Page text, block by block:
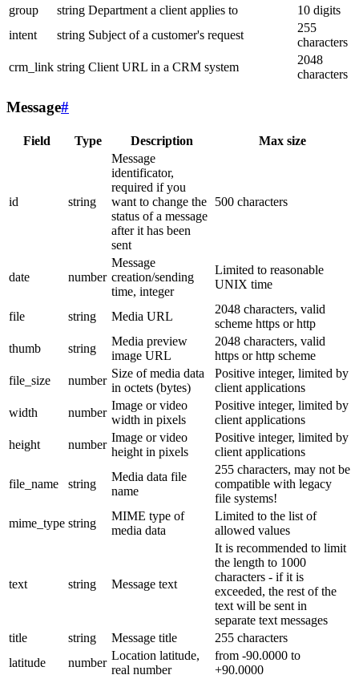
group
string Department a client applies to
10 digits
intent
string Subject of a customer's request
255
characters
crm_link string Client URL in a CRM system
2048
characters
Message#
Field Type Description Max size
id string
Message
identificator,
required if you
want to change the
status of a message
after it has been
sent
500 characters
date number
Message
creation/sending
time, integer
Limited to reasonable
UNIX time
file string Media URL
2048 characters, valid
scheme https or http
thumb
string
Media preview
image URL
2048 characters, valid
https or http scheme
file_size
number
Size of media data
in octets (bytes)
Positive integer, limited by
client applications
width
number
Image or video
width in pixels
Positive integer, limited by
client applications
height
number
Image or video
height in pixels
Positive integer, limited by
client applications
file_name string
Media data file
name
255 characters, may not be
compatible with legacy
file systems!
mime_type string
MIME type of
media data
Limited to the list of
allowed values
text string Message text
It is recommended to limit
the length to 1000
characters - if it is
exceeded, the rest of the
text will be sent in
separate text messages
title
string Message title
255 characters
latitude
number
Location latitude,
real number
from -90.0000 to
+90.0000